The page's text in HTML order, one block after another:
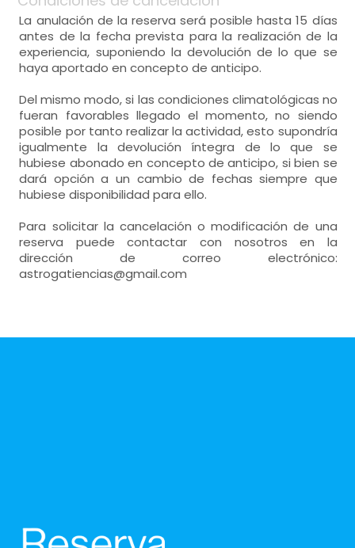
La anulación de la reserva será posible hasta 15 días
antes de la fecha prevista para la realización de la
experiencia, suponiendo la devolución de lo que se
haya aportado en concepto de anticipo.
Del mismo modo, si las condiciones climatológicas no
fueran favorables llegado el momento, no siendo
posible por tanto realizar la actividad, esto supondría
igualmente la devolución íntegra de lo que se
hubiese abonado en concepto de anticipo, si bien se
dará opción a un cambio de fechas siempre que
hubiese disponibilidad para ello.
Para solicitar la cancelación o modificación de una
reserva puede contactar con nosotros en la
dirección de correo electrónico:
astrogatiencias@gmail.com